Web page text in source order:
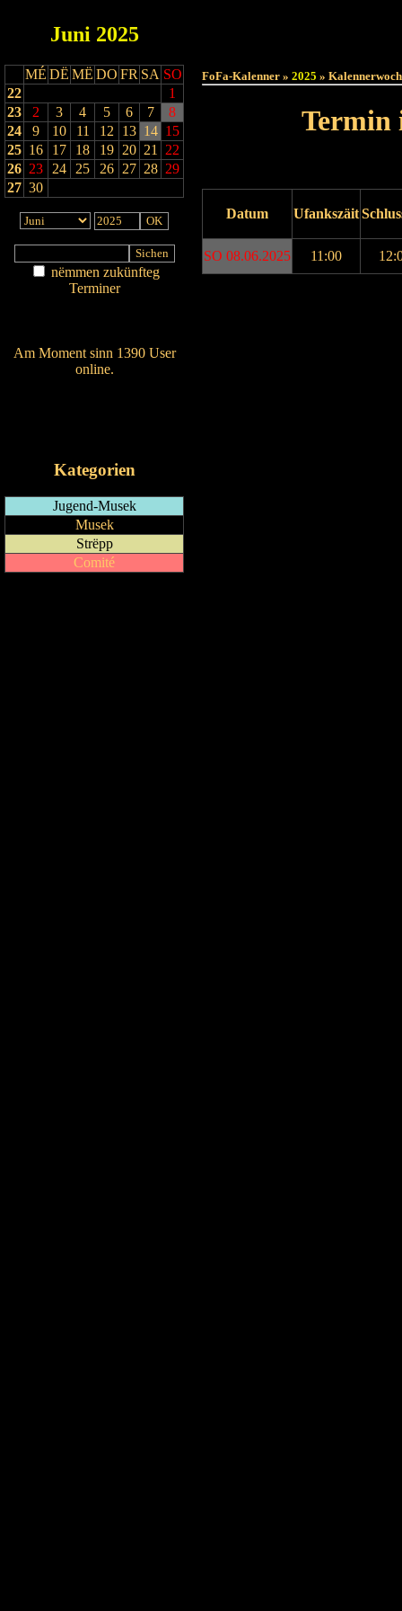
Juni 2025
MÉ DË MË DO FR SA SO
22
1
23
2 3 4 5 6 7
8
24
9 10 11 12 13 14 15
25 16 17 18 19 20 21
22
26 23 24 25 26 27 28 29
27 30
nëmmen zukünfteg
Terminer
Am Moment sinn 1390 User
online.
Kategorien
Jugend-Musek
Musek
Strëpp
Comité
FoFa-Kalenner » 2025 »
Termin
Datum Ufankszäit
SO 08.06.2025 11:00